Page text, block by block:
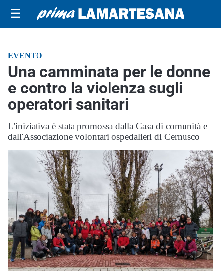
☰
EVENTO
Una camminata per le donne
e contro la violenza sugli
operatori sanitari
L'iniziativa è stata promossa dalla Casa di comunità e
dall'Associazione volontari ospedalieri di Cernusco